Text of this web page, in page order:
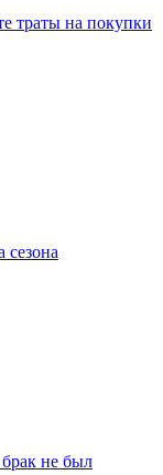
траты на покупки
не был